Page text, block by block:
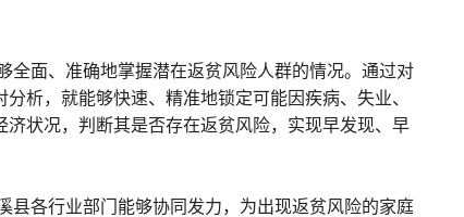
全面、准确地掌握潜在返贫风险人群的情况。通过对
析，就能够快速、精准地锁定可能因疾病、失业、
状况，判断其是否存在返贫风险，实现早发现、早
县各行业部门能够协同发力，为出现返贫风险的家庭